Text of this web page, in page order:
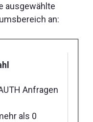
ausgewählte
an:
Anfragen
als 0